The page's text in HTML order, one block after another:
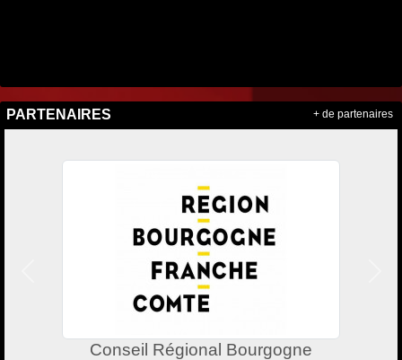
PARTENAIRES
LIGUE BOURGOGNE-FRANCHE-
+ de partenaires